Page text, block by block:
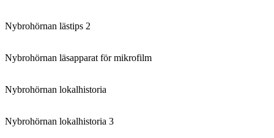
Nybrohörnan lästips 2
Nybrohörnan läsapparat för mikrofilm
Nybrohörnan lokalhistoria
Nybrohörnan lokalhistoria 3